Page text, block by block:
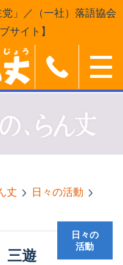
」／（一社）落語協会
サイト】
丈
日々の活動
日々の
活動